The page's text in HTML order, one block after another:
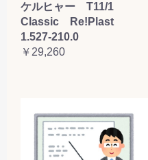
ケルヒャー T11/1
Classic Re!Plast
1.527-210.0
￥29,260